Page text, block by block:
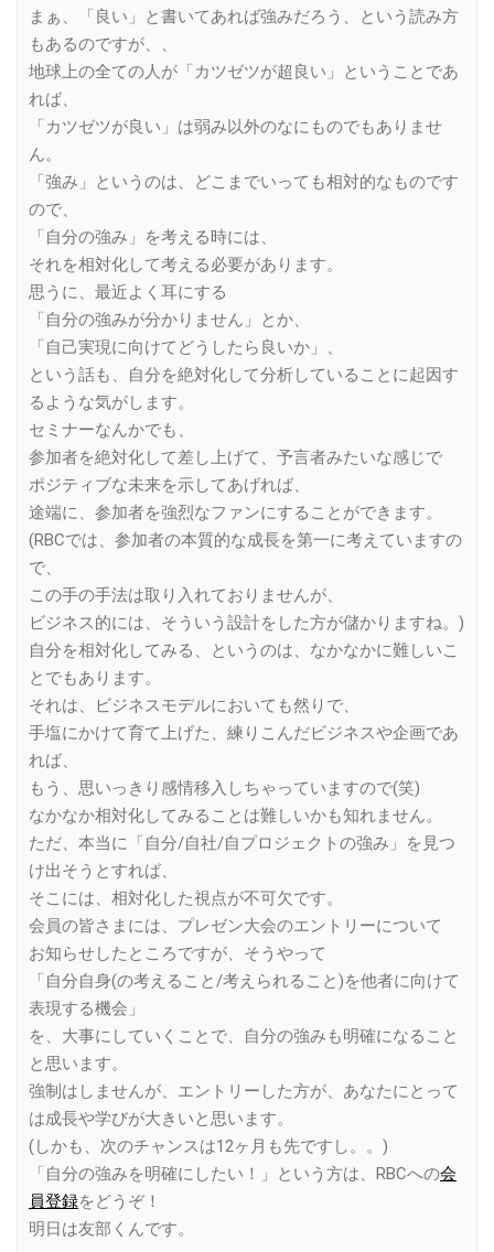
まぁ、「良い」と書いてあれば強みだろう、という読み方
もあるのですが、、
地球上の全ての人が「カツゼツが超良い」ということであ
れば、
「カツゼツが良い」は弱み以外のなにものでもありませ
ん。
「強み」というのは、どこまでいっても相対的なものです
ので、
「自分の強み」を考える時には、
それを相対化して考える必要があります。
思うに、最近よく耳にする
「自分の強みが分かりません」とか、
「自己実現に向けてどうしたら良いか」、
という話も、自分を絶対化して分析していることに起因す
るような気がします。
セミナーなんかでも、
参加者を絶対化して差し上げて、予言者みたいな感じで
ポジティブな未来を示してあげれば、
途端に、参加者を強烈なファンにすることができます。
(RBCでは、参加者の本質的な成長を第一に考えていますの
で、
この手の手法は取り入れておりませんが、
ビジネス的には、そういう設計をした方が儲かりますね。)
自分を相対化してみる、というのは、なかなかに難しいこ
とでもあります。
それは、ビジネスモデルにおいても然りで、
手塩にかけて育て上げた、練りこんだビジネスや企画であ
れば、
もう、思いっきり感情移入しちゃっていますので(笑)
なかなか相対化してみることは難しいかも知れません。
ただ、本当に「自分/自社/自プロジェクトの強み」を見つ
け出そうとすれば、
そこには、相対化した視点が不可欠です。
会員の皆さまには、プレゼン大会のエントリーについて
お知らせしたところですが、そうやって
「自分自身(の考えること/考えられること)を他者に向けて
表現する機会」
を、大事にしていくことで、自分の強みも明確になること
と思います。
強制はしませんが、エントリーした方が、あなたにとって
は成長や学びが大きいと思います。
(しかも、次のチャンスは12ヶ月も先ですし。。)
「自分の強みを明確にしたい！」という方は、RBCへの会
員登録をどうぞ！
明日は友部くんです。